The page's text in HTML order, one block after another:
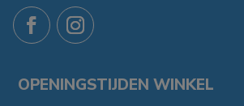
OPENINGSTIJDEN WINKEL